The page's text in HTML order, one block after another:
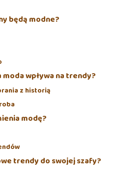
będą modne?
wpływa na trendy?
z historią
modę?
trendy do swojej szafy?